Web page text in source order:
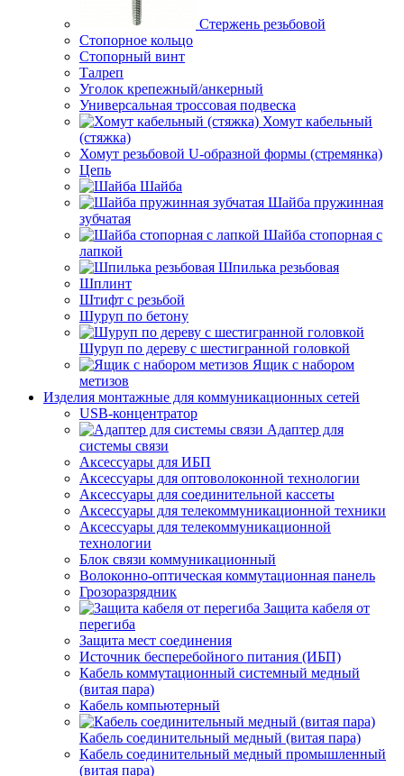
Стержень резьбовой
Стопорное кольцо
Стопорный винт
Талреп
Уголок крепежный/анкерный
Универсальная троссовая подвеска
Хомут кабельный
(стяжка)
Хомут резьбовой U-образной формы (стремянка)
Цепь
Шайба
Шайба пружинная
зубчатая
Шайба стопорная с
лапкой
Шпилька резьбовая
Шплинт
Штифт с резьбой
Шуруп по бетону
Шуруп по дереву с шестигранной головкой
Ящик с набором
метизов
Изделия монтажные для коммуникационных сетей
USB-концентратор
Адаптер для
системы связи
Аксессуары для ИБП
Аксессуары для оптоволоконной технологии
Аксессуары для соединительной кассеты
Аксессуары для телекоммуникационной техники
Аксессуары для телекоммуникационной
технологии
Блок связи коммуникационный
Волоконно-оптическая коммутационная панель
Грозоразрядник
Защита кабеля от
перегиба
Защита мест соединения
Источник бесперебойного питания (ИБП)
Кабель коммутационный системный медный
(витая пара)
Кабель компьютерный
Кабель соединительный медный (витая пара)
Кабель соединительный медный промышленный
(витая пара)